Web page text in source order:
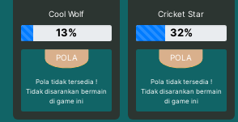
Cool Wolf
13%
Pola tidak tersedia !
Tidak disarankan bermain
di game ini
Cricket Star
32%
Pola tidak tersedia !
Tidak disarankan bermain
di game ini